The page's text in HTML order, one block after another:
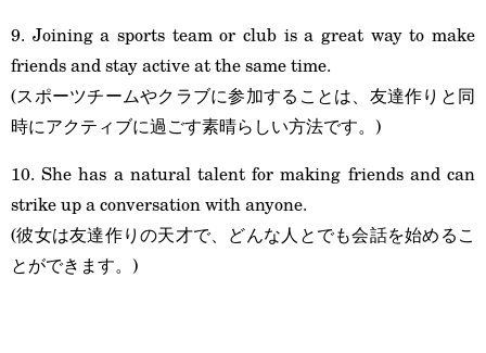
9. Joining a sports team or club is a great way to make
friends and stay active at the same time.
(スポーツチームやクラブに参加することは、友達作りと同
時にアクティブに過ごす素晴らしい方法です。)
10. She has a natural talent for making friends and can
strike up a conversation with anyone.
(彼女は友達作りの天才で、どんな人とでも会話を始めるこ
とができます。)